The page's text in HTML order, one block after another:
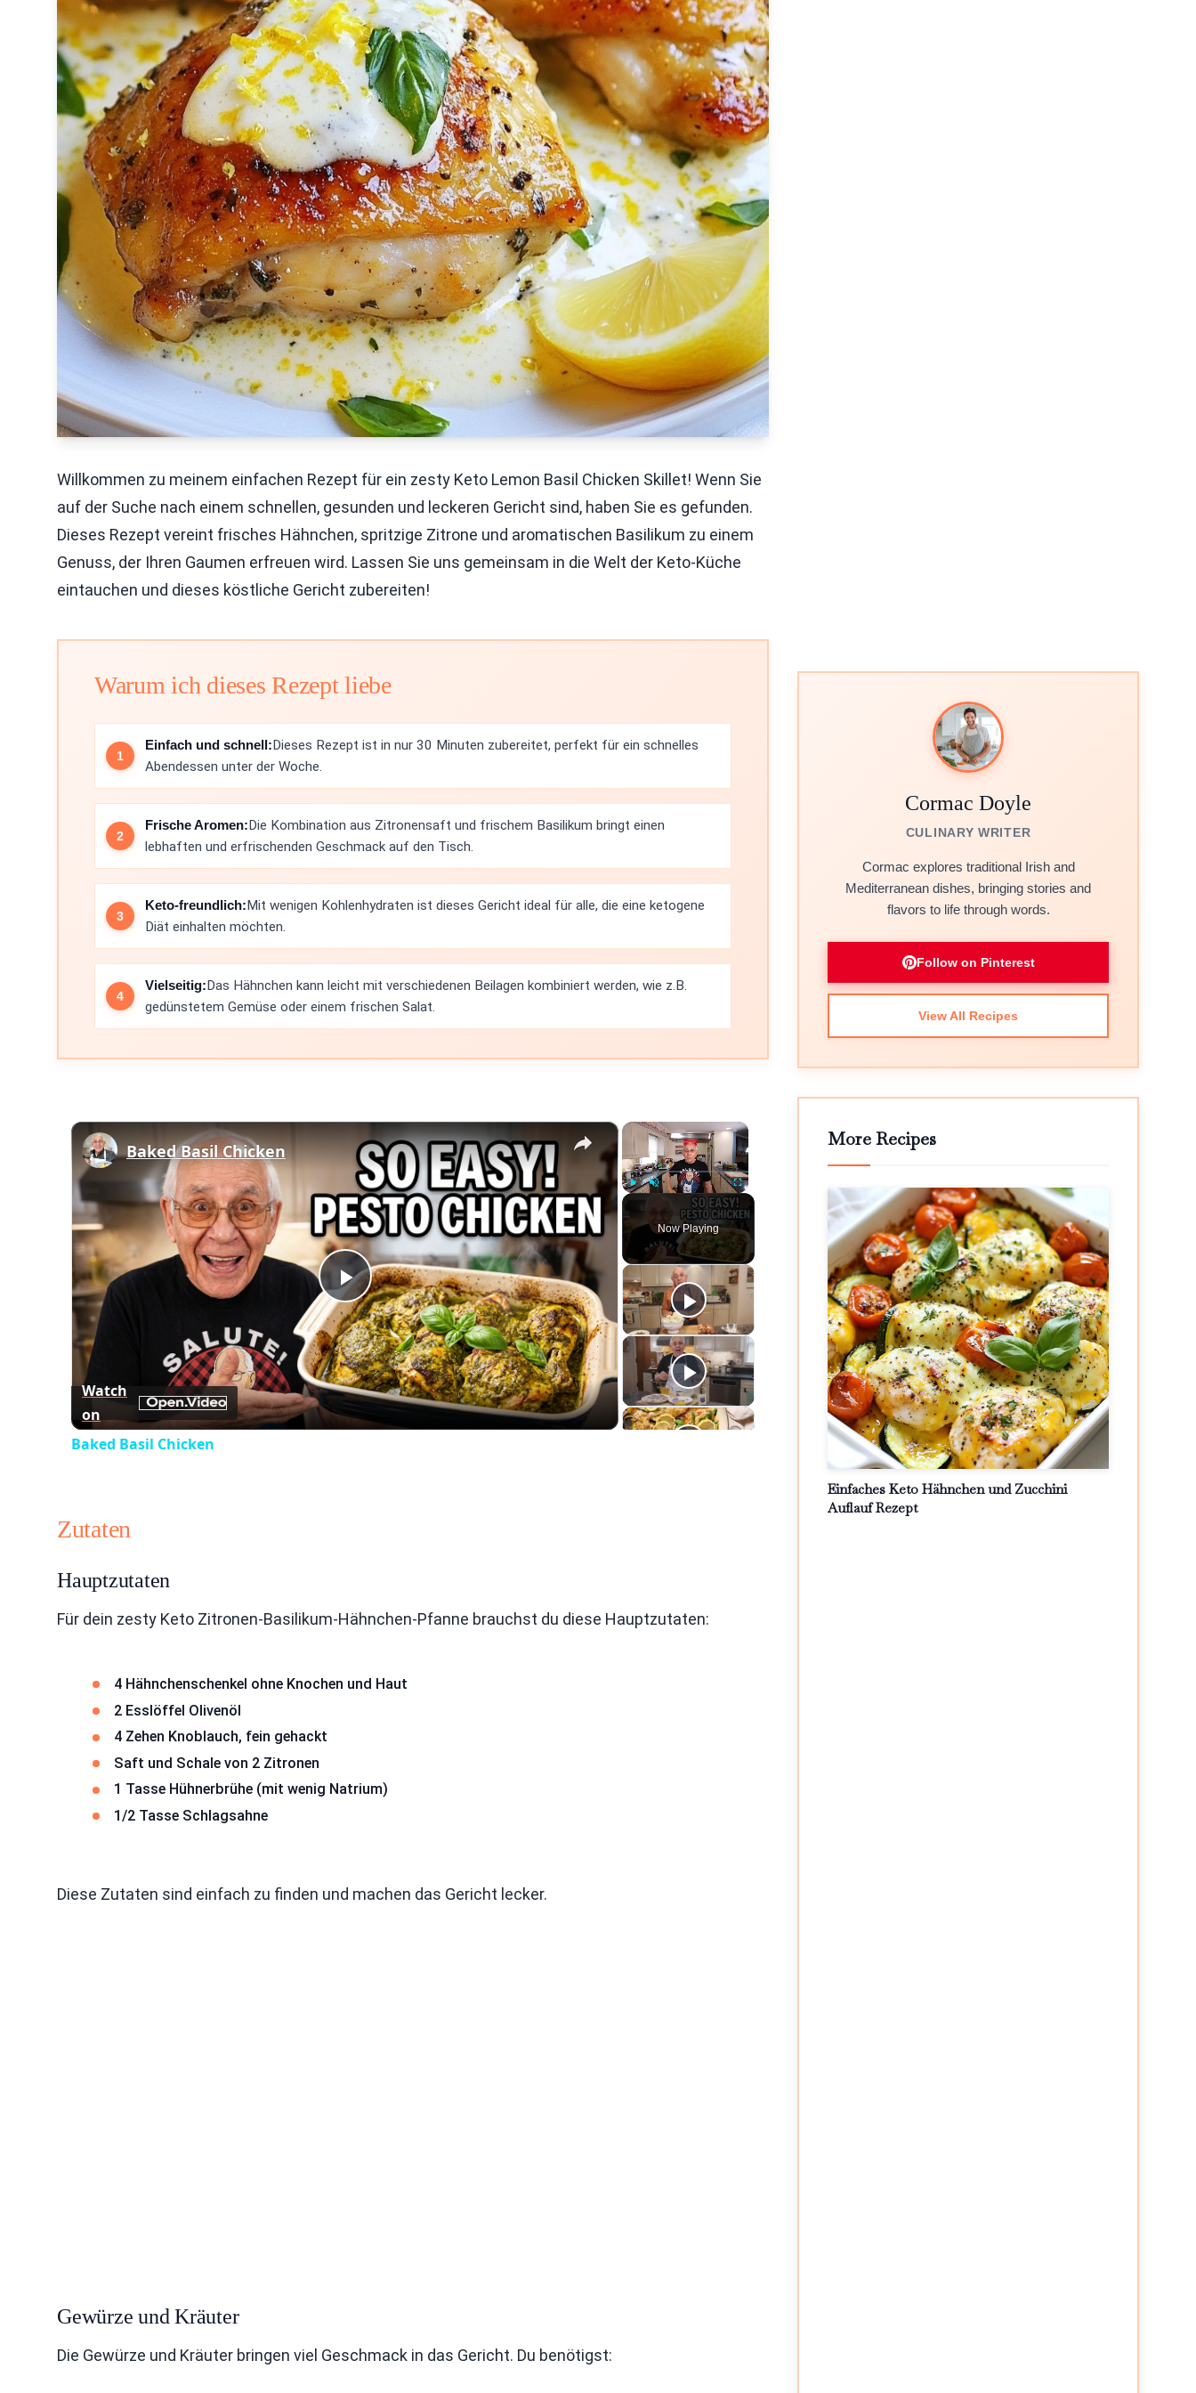
Willkommen zu meinem einfachen Rezept für ein zesty Keto Lemon Basil Chicken Skillet! Wenn Sie
auf der Suche nach einem schnellen, gesunden und leckeren Gericht sind, haben Sie es gefunden.
Dieses Rezept vereint frisches Hähnchen, spritzige Zitrone und aromatischen Basilikum zu einem
Genuss, der Ihren Gaumen erfreuen wird. Lassen Sie uns gemeinsam in die Welt der Keto-Küche
eintauchen und dieses köstliche Gericht zubereiten!
Warum ich dieses Rezept liebe
Einfach und schnell:Dieses Rezept ist in nur 30 Minuten zubereitet, perfekt für ein schnelles
Abendessen unter der Woche.
Frische Aromen:Die Kombination aus Zitronensaft und frischem Basilikum bringt einen
lebhaften und erfrischenden Geschmack auf den Tisch.
Keto-freundlich:Mit wenigen Kohlenhydraten ist dieses Gericht ideal für alle, die eine ketogene
Diät einhalten möchten.
Vielseitig:Das Hähnchen kann leicht mit verschiedenen Beilagen kombiniert werden, wie z.B.
gedünstetem Gemüse oder einem frischen Salat.
×
Fullscreen
Now Playing
×
Play
Video
Baked Basil Chicken
Watch
on
Baked Basil Chicken
Zutaten
Hauptzutaten
Für dein zesty Keto Zitronen-Basilikum-Hähnchen-Pfanne brauchst du diese Hauptzutaten:
4 Hähnchenschenkel ohne Knochen und Haut
2 Esslöffel Olivenöl
4 Zehen Knoblauch, fein gehackt
Saft und Schale von 2 Zitronen
1 Tasse Hühnerbrühe (mit wenig Natrium)
1/2 Tasse Schlagsahne
Diese Zutaten sind einfach zu finden und machen das Gericht lecker.
Gewürze und Kräuter
Die Gewürze und Kräuter bringen viel Geschmack in das Gericht. Du benötigst:
Cormac Doyle
CULINARY WRITER
Cormac explores traditional Irish and
Mediterranean dishes, bringing stories and
flavors to life through words.
Follow on Pinterest
View All Recipes
More Recipes
Einfaches Keto Hähnchen und Zucchini
Auflauf Rezept